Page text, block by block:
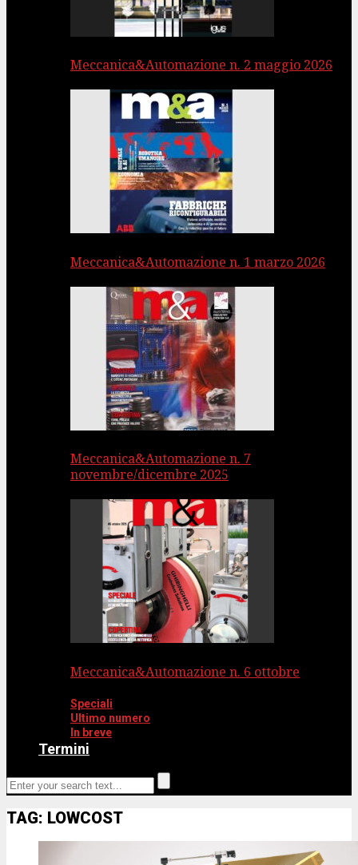
Meccanica&Automazione n. 2 maggio 2026
Meccanica&Automazione n. 1 marzo 2026
Meccanica&Automazione n. 7
novembre/dicembre 2025
Meccanica&Automazione n. 6 ottobre
Speciali
Ultimo numero
In breve
Termini
TAG: LOWCOST